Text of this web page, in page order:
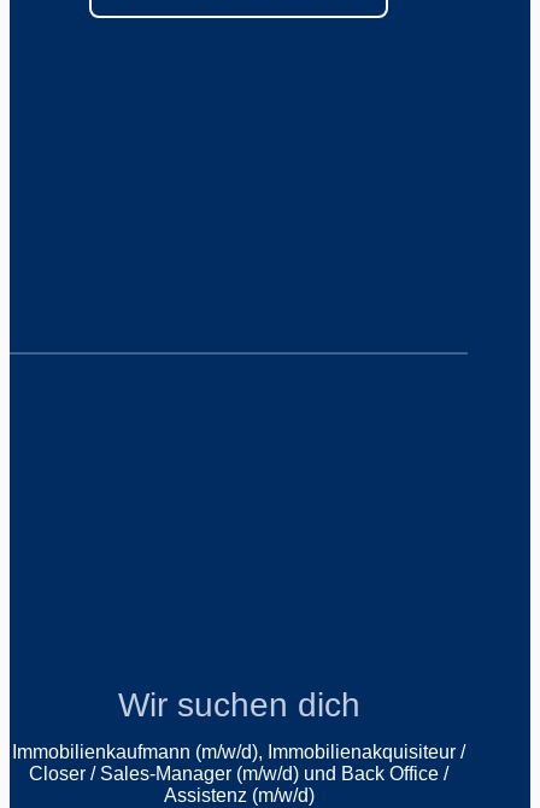
Wir suchen dich
Immobilienkaufmann (m/w/d), Immobilienakquisiteur /
Closer / Sales-Manager (m/w/d) und Back Office /
Assistenz (m/w/d)